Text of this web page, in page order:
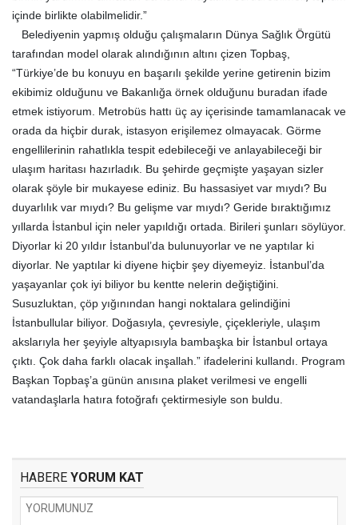
içinde birlikte olabilmelidir.”
Belediyenin yapmış olduğu çalışmaların Dünya Sağlık Örgütü
tarafından model olarak alındığının altını çizen Topbaş,
“Türkiye’de bu konuyu en başarılı şekilde yerine getirenin bizim
ekibimiz olduğunu ve Bakanlığa örnek olduğunu buradan ifade
etmek istiyorum. Metrobüs hattı üç ay içerisinde tamamlanacak ve
orada da hiçbir durak, istasyon erişilemez olmayacak. Görme
engellilerinin rahatlıkla tespit edebileceği ve anlayabileceği bir
ulaşım haritası hazırladık. Bu şehirde geçmişte yaşayan sizler
olarak şöyle bir mukayese ediniz. Bu hassasiyet var mıydı? Bu
duyarlılık var mıydı? Bu gelişme var mıydı? Geride bıraktığımız
yıllarda İstanbul için neler yapıldığı ortada. Birileri şunları söylüyor.
Diyorlar ki 20 yıldır İstanbul’da bulunuyorlar ve ne yaptılar ki
diyorlar. Ne yaptılar ki diyene hiçbir şey diyemeyiz. İstanbul’da
yaşayanlar çok iyi biliyor bu kentte nelerin değiştiğini.
Susuzluktan, çöp yığınından hangi noktalara gelindiğini
İstanbullular biliyor. Doğasıyla, çevresiyle, çiçekleriyle, ulaşım
akslarıyla her şeyiyle altyapısıyla bambaşka bir İstanbul ortaya
çıktı. Çok daha farklı olacak inşallah.” ifadelerini kullandı. Program
Başkan Topbaş’a günün anısına plaket verilmesi ve engelli
vatandaşlarla hatıra fotoğrafı çektirmesiyle son buldu.
HABERE YORUM KAT